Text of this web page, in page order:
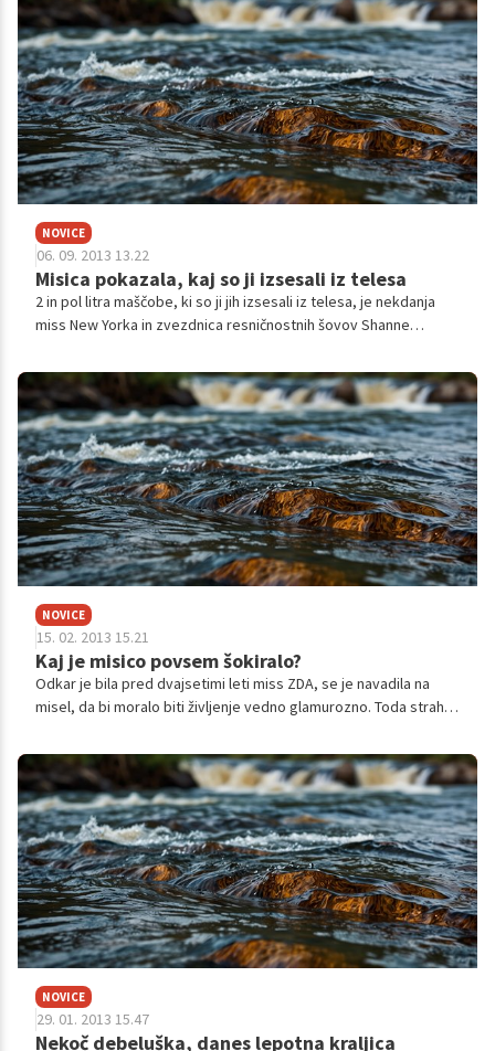
NOVICE
06. 09. 2013 13.22
Misica pokazala, kaj so ji izsesali iz telesa
2 in pol litra maščobe, ki so ji jih izsesali iz telesa, je nekdanja
miss New Yorka in zvezdnica resničnostnih šovov Shanne
Instagram profilu.
NOVICE
15. 02. 2013 15.21
Kaj je misico povsem šokiralo?
Odkar je bila pred dvajsetimi leti miss ZDA, se je navadila na
misel, da bi moralo biti življenje vedno glamurozno. Toda strah,
opomnil, kaj je na svetu bolj pomembno.
NOVICE
29. 01. 2013 15.47
Nekoč debeluška, danes lepotna kraljica